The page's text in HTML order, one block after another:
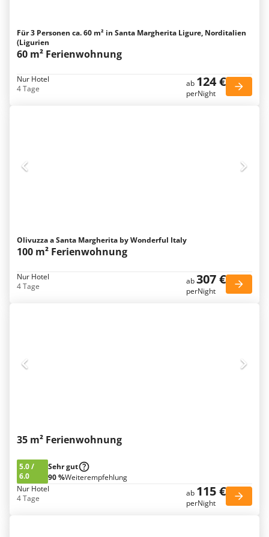
Für 3 Personen ca. 60 m² in Santa Margherita Ligure, Norditalien
(Ligurien
60 m² Ferienwohnung
Nur Hotel
4 Tage
ab 124 €
perNight
Olivuzza a Santa Margherita by Wonderful Italy
100 m² Ferienwohnung
Nur Hotel
4 Tage
ab307 €
perNight
35 m² Ferienwohnung
5.0/
6.0
Sehr gut
90 %Weiterempfehlung
Nur Hotel
4 Tage
ab 115 €
perNight